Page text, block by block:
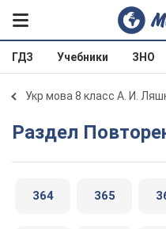
ГДЗ Учебники ЗНО
Укр мова 8 класс А. И.
Раздел
364 365